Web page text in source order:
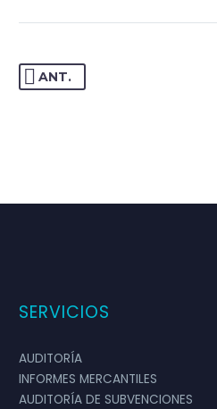
ANT.
SERVICIOS
AUDITORÍA
INFORMES MERCANTILES
AUDITORÍA DE SUBVENCIONES